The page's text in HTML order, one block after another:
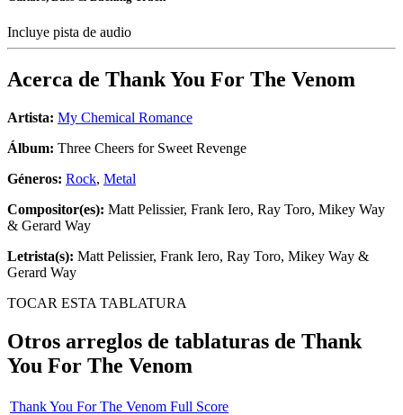
Incluye pista de audio
Acerca de Thank You For The Venom
Artista: My Chemical Romance
Álbum: Three Cheers for Sweet Revenge
Géneros: Rock, Metal
Compositor(es): Matt Pelissier, Frank Iero, Ray Toro, Mikey Way
& Gerard Way
Letrista(s): Matt Pelissier, Frank Iero, Ray Toro, Mikey Way &
Gerard Way
TOCAR ESTA TABLATURA
Otros arreglos de tablaturas de Thank
You For The Venom
Thank You For The Venom Full Score